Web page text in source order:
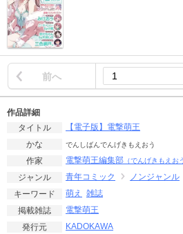
前へ
作品詳細
タイトル
【電子版】電撃萌王
かな
でんしばんでんげきもえおう
作家 電撃萌王編集部 （でんげきもえお
ジャンル 青年コミック
ノンジャンル
キーワード
萌え
雑誌
掲載雑誌
電撃萌王
発行元
KADOKAWA